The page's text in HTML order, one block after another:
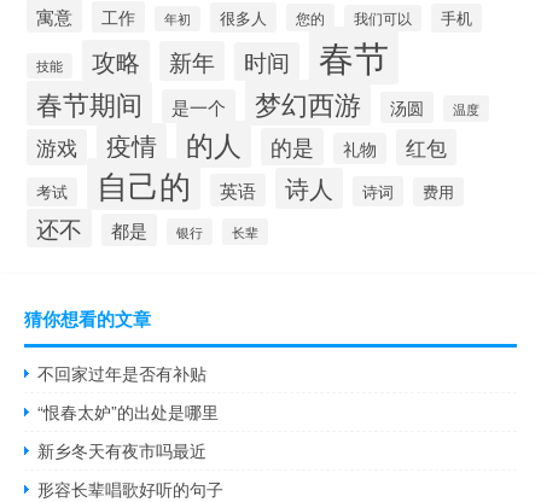
寓意 工作 年初 很多人 您的 我们可以 手机
技能 攻略 新年 时间 春节
春节期间 是一个 梦幻西游 汤圆 温度
游戏 疫情 的人 的是 礼物 红包
考试 自己的 英语 诗人 诗词 费用
还不 都是 银行 长辈
猜你想看的文章
不回家过年是否有补贴
“恨春太妒”的出处是哪里
新乡冬天有夜市吗最近
形容长辈唱歌好听的句子